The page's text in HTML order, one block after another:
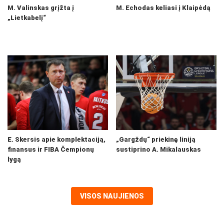
M. Valinskas grįžta į
„Lietkabelį“
M. Echodas keliasi į Klaipėdą
E. Skersis apie komplektaciją,
finansus ir FIBA Čempionų
lygą
„Gargždų“ priekinę liniją
sustiprino A. Mikalauskas
VISOS NAUJIENOS